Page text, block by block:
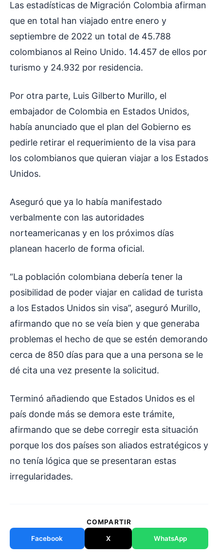
Las estadísticas de Migración Colombia afirman
que en total han viajado entre enero y
septiembre de 2022 un total de 45.788
colombianos al Reino Unido. 14.457 de ellos por
turismo y 24.932 por residencia.
Por otra parte, Luis Gilberto Murillo, el
embajador de Colombia en Estados Unidos,
había anunciado que el plan del Gobierno es
pedirle retirar el requerimiento de la visa para
los colombianos que quieran viajar a los Estados
Unidos.
Aseguró que ya lo había manifestado
verbalmente con las autoridades
norteamericanas y en los próximos días
planean hacerlo de forma oficial.
“La población colombiana debería tener la
posibilidad de poder viajar en calidad de turista
a los Estados Unidos sin visa”, aseguró Murillo,
afirmando que no se veía bien y que generaba
problemas el hecho de que se estén demorando
cerca de 850 días para que a una persona se le
dé cita una vez presente la solicitud.
Terminó añadiendo que Estados Unidos es el
país donde más se demora este trámite,
afirmando que se debe corregir esta situación
porque los dos países son aliados estratégicos y
no tenía lógica que se presentaran estas
irregularidades.
COMPARTIR
Facebook X WhatsApp